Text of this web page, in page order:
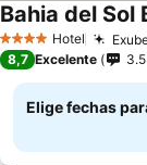
4 EstrellasHotel
Bahia del Sol
8,7 Excelente
Elige fechas